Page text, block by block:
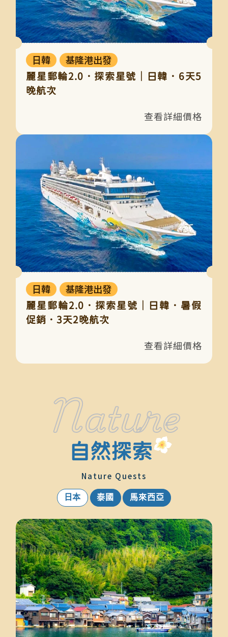
麗星郵輪2.0．探索星號｜日韓．6天5
晚航次
日韓 基隆港出發
麗星郵輪2.0．探索星號｜日韓．暑假
促銷．3天2晚航次
日韓 基隆港出發
Nature
自然探索
Nature Quests
日本 泰國 馬來西亞